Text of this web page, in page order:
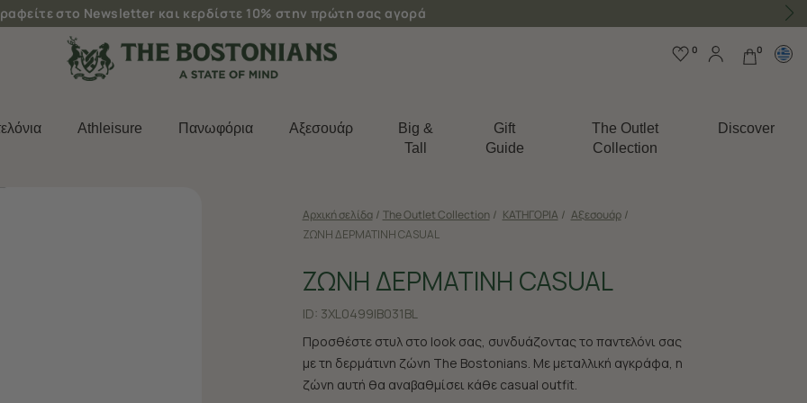
στο Newsletter και κερδίστε 10% στην πρώτη σας αγορά
0 0
Athleisure Πανωφόρια Aξεσουάρ
Big &
Tall
Gift
Guide
The Outlet
Collection
Discover
Αρχική σελίδα / The Outlet Collection / ΚΑΤΗΓΟΡΙΑ / Αξεσουάρ /
ΖΩΝΗ ΔΕΡΜΑΤΙΝΗ CASUAL
ΖΩΝΗ ΔΕΡΜΑΤΙΝΗ CASUAL
ID: 3XL0499|B031BL
Προσθέστε στυλ στο look σας, συνδυάζοντας το παντελόνι σας
με τη δερμάτινη ζώνη The Bostonians. Με μεταλλική αγκράφα, η
ζώνη αυτή θα αναβαθμίσει κάθε casual outfit.